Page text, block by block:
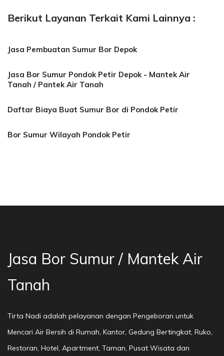
Berikut Layanan Terkait Kami Lainnya :
Jasa Pembuatan Sumur Bor Depok
Jasa Bor Sumur Pondok Petir Depok - Mantek Air
Tanah / Pantek Air Tanah
Daftar Biaya Buat Sumur Bor di Pondok Petir
Bor Sumur Wilayah Pondok Petir
Jasa Bor Sumur / Mantek Air
Tanah
Tirta Nadi adalah pelayanan dengan Pengeboran untuk
Mencari Air Bersih di Rumah, Kantor, Gedung Bertingkat, Ruko,
Restoran, Hotel, Apartment, Taman, Pusat Wisata dan